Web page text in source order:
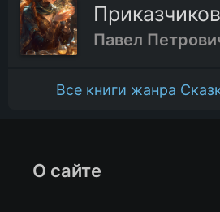
Павел
Все книги жанра
О сайте